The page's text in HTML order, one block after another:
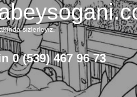
sizlerleyiz.
0 (539) 467 96 73